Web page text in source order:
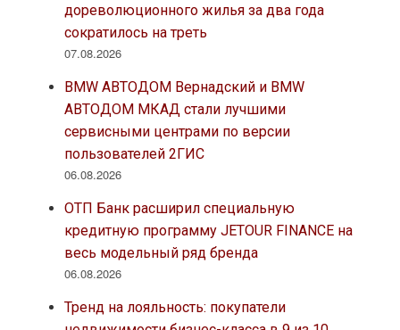
дореволюционного жилья за два года
сократилось на треть
07.08.2026
BMW АВТОДОМ Вернадский и BMW
АВТОДОМ МКАД стали лучшими
сервисными центрами по версии
пользователей 2ГИС
06.08.2026
ОТП Банк расширил специальную
кредитную программу JETOUR FINANCE на
весь модельный ряд бренда
06.08.2026
Тренд на лояльность: покупатели